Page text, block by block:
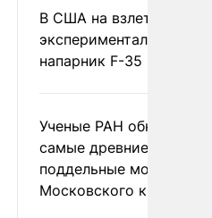
В США на взлете
экспериментальный
напарник F-35
Ученые РАН
самые древние
поддельные монеты
Московского